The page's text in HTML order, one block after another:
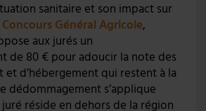
sanitaire et son impact sur
Concours Général Agricole,
aux jurés un
de 80 € pour adoucir la note des
d’hébergement qui restent à la
dédommagement s’applique
réside en dehors de la région